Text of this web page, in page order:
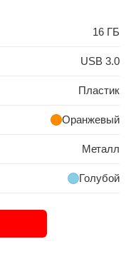
16 ГБ
USB 3.0
Пластик
Оранжевый
Металл
Голубой